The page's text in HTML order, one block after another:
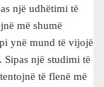
një udhëtimi të
më shumë
ynë mund të vijojë
Sipas një studimi të
të flenë më